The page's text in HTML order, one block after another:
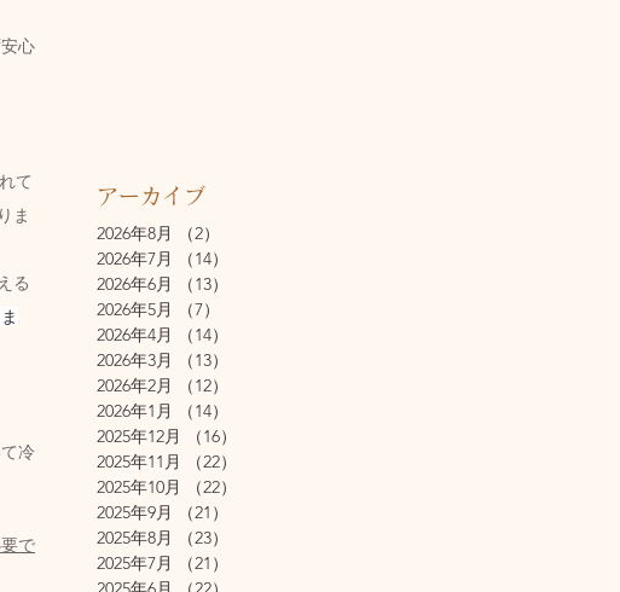
心
て
ま
る
冷
で
アーカイブ
2026年8月
（2）
2026年7月
（14）
2026年6月
（13）
2026年5月
（7）
2026年4月
（14）
2026年3月
（13）
2026年2月
（12）
2026年1月
（14）
2025年12月
（16）
2025年11月
（22）
2025年10月
（22）
2025年9月
（21）
2025年8月
（23）
2025年7月
（21）